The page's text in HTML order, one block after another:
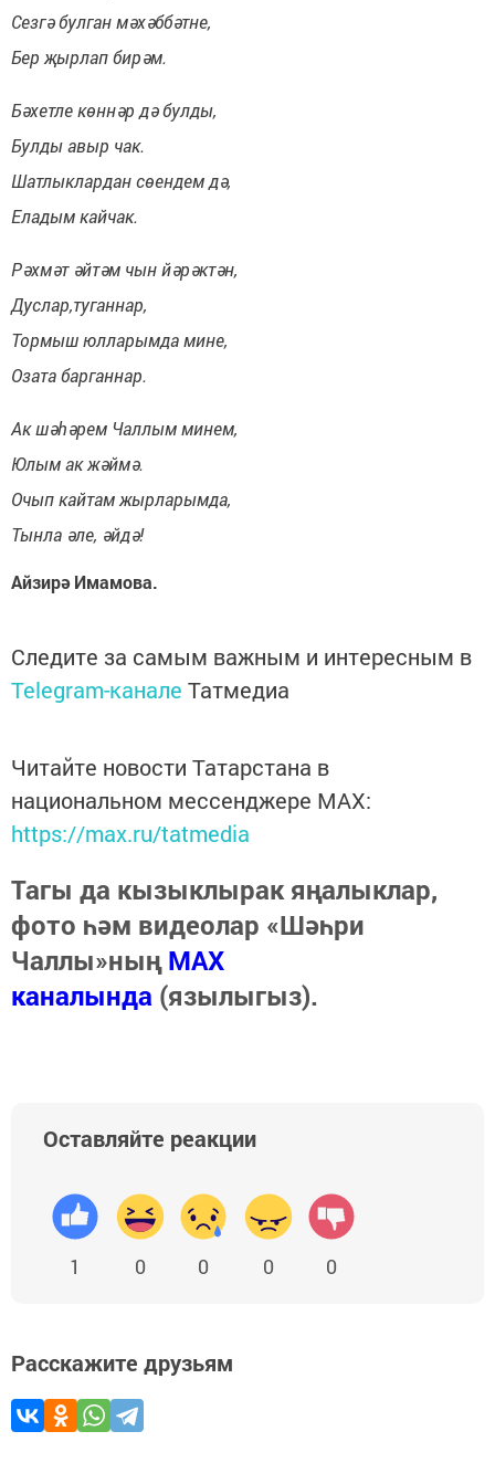
Сезгә булган мәхәббәтне,
Бер җырлап бирәм.
Бәхетле көннәр дә булды,
Булды авыр чак.
Шатлыклардан сөендем дә,
Еладым кайчак.
Рәхмәт әйтәм чын йәрәктән,
Дуслар,туганнар,
Тормыш юлларымда мине,
Озата барганнар.
Ак шәһәрем Чаллым минем,
Юлым ак жәймә.
Очып кайтам жырларымда,
Тынла әле, әйдә!
Айзирә Имамова.
Следите за самым важным и интересным в
Telegram-канале Татмедиа
Читайте новости Татарстана в
национальном мессенджере MАХ:
https://max.ru/tatmedia
Тагы да кызыклырак яңалыклар,
фото һәм видеолар «Шәһри
Чаллы»ныңMAX
каналында (язылыгыз).
Оставляйте реакции
1 0 0 0 0
Расскажите друзьям